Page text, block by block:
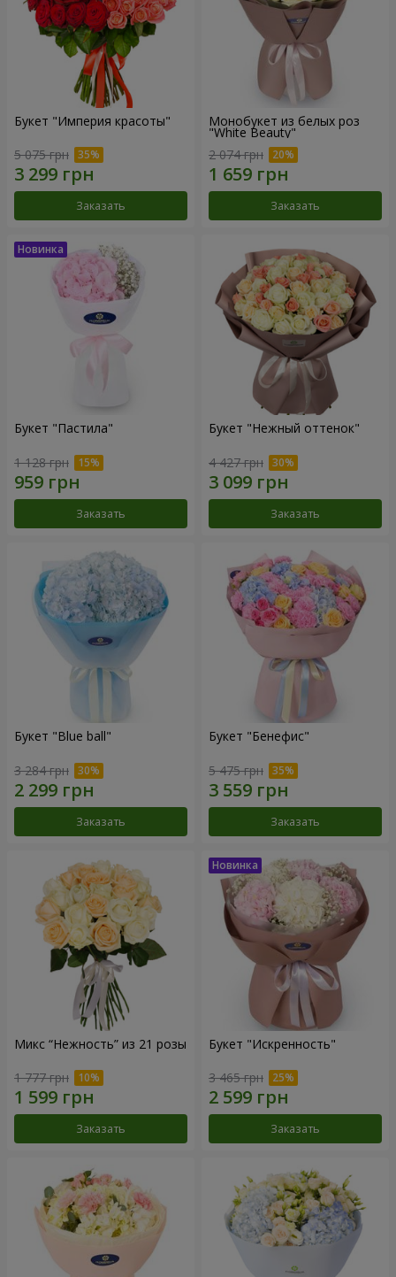
Букет "Империя красоты"
5 075 грн
Заказать
Монобукет из белых роз
"White Beauty"
2 074 грн
Заказать
Букет "Пастила"
1 128 грн
Заказать
Букет "Нежный оттенок"
4 427 грн
Заказать
Букет "Blue ball"
3 284 грн
Заказать
Букет "Бенефис"
5 475 грн
Заказать
Микс “Нежность” из 21 розы
1 777 грн
Заказать
Букет "Искренность"
3 465 грн
Заказать